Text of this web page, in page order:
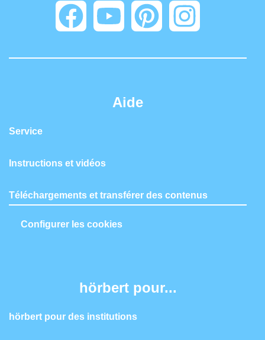
Aide
Service
Instructions et vidéos
Téléchargements et transférer des contenus
Configurer les cookies
hörbert pour...
hörbert pour des institutions